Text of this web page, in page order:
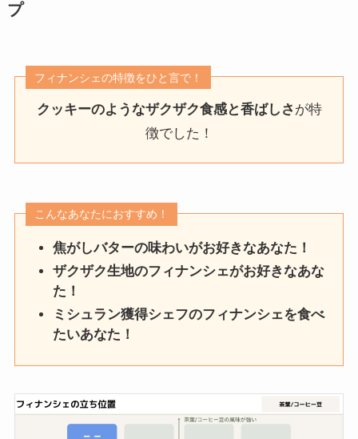
プ
フィナンシェの特徴をひと言で！
クッキーのようなザクザク食感と香ばしさ が特
徴でした！
こんなあなたにおすすめ！
焦がしバターの味わいがお好きなあなた！
ザクザク生地のフィナンシェがお好きなあな
た！
ミシュラン獲得シェフのフィナンシェを食べ
たいあなた！